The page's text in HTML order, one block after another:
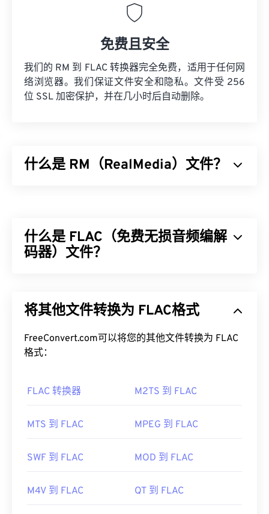
免费且安全
我们的 RM 到 FLAC 转换器完全免费，适用于任何网
络浏览器。我们保证文件安全和隐私。文件受 256
位 SSL 加密保护，并在几小时后自动删除。
什么是 RM（RealMedia）文件？
视频，使用 RealAudio 编解码器压缩音频。
RealNetworks 开发）打开。如果您没有
RealPlayer，请点击此处 下载。
其他可以打开 RM 文件的程序包括VLC media player
、MPlayer
Android 的 VLC media player
首次发行：1997年
https://www.realnetworks.com/realmediaHD
什么是 FLAC（免费无损音频编解
码器）文件？
音频质量或原始数据。FLAC 通过使用一种
将文
无损压缩。
打开 FLAC 文件的默认程序是 VLC 媒体播放器
乐、兼容电话应用程序编程接口 (TAPI) ，并且不受
此外，可以实现 FLAC 的
编解码器 包括用于编码的
Audiocogs 。最后，正如名称中的“免费”一词所暗示
将其他文件转换为 FLAC格式
FreeConvert.com可以将您的其他文件转换为 FLAC
格式：
FLAC 转换器 M2TS 到 FLAC
MTS 到 FLAC MPEG 到 FLAC
SWF 到 FLAC MOD 到 FLAC
M4V 到 FLAC QT 到 FLAC